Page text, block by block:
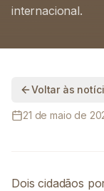
internacional.
Voltar às
21 de maio de
Dois cidadãos